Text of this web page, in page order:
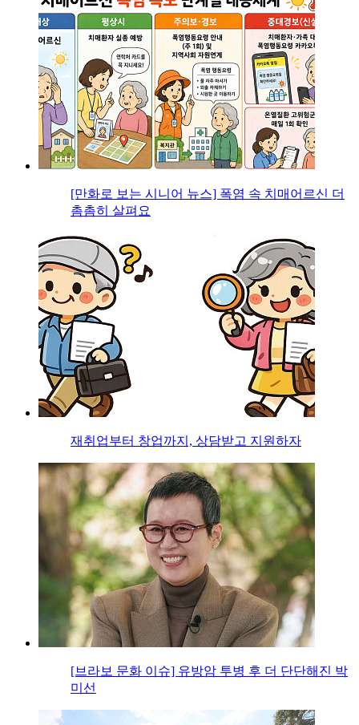
[만화로 보는 시니어 뉴스] 폭염 속 치매어르신 더
촘촘히 살펴요
재취업부터 창업까지, 상담받고 지원하자
[브라보 문화 이슈] 유방암 투병 후 더 단단해진 박
미선